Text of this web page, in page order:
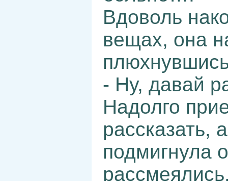
Вдоволь
вещах, она
- Ну, давай
Надолго
рассказать,
подмигнула